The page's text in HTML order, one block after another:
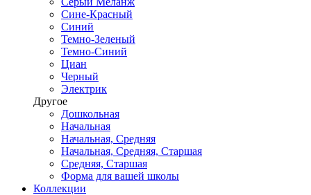
Сине-Красный
Синий
Темно-Зеленый
Темно-Синий
Циан
Черный
Электрик
Другое
Дошкольная
Начальная
Начальная, Средняя
Начальная, Средняя, Старшая
Средняя, Старшая
Форма для вашей школы
Коллекции